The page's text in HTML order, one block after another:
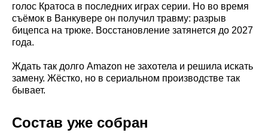
голос Кратоса в последних играх серии. Но во время
съёмок в Ванкувере он получил травму: разрыв
бицепса на трюке. Восстановление затянется до 2027
года.
Ждать так долго Amazon не захотела и решила искать
замену. Жёстко, но в сериальном производстве так
бывает.
Состав уже собран